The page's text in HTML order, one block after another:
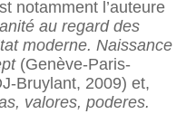
notamment l’auteure
au regard des
moderne. Naissance
(Genève-Paris-
Bruylant, 2009) et,
valores, poderes.